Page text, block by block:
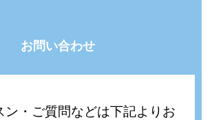
お問い合わせ
ン・ご質問などは下記よりお